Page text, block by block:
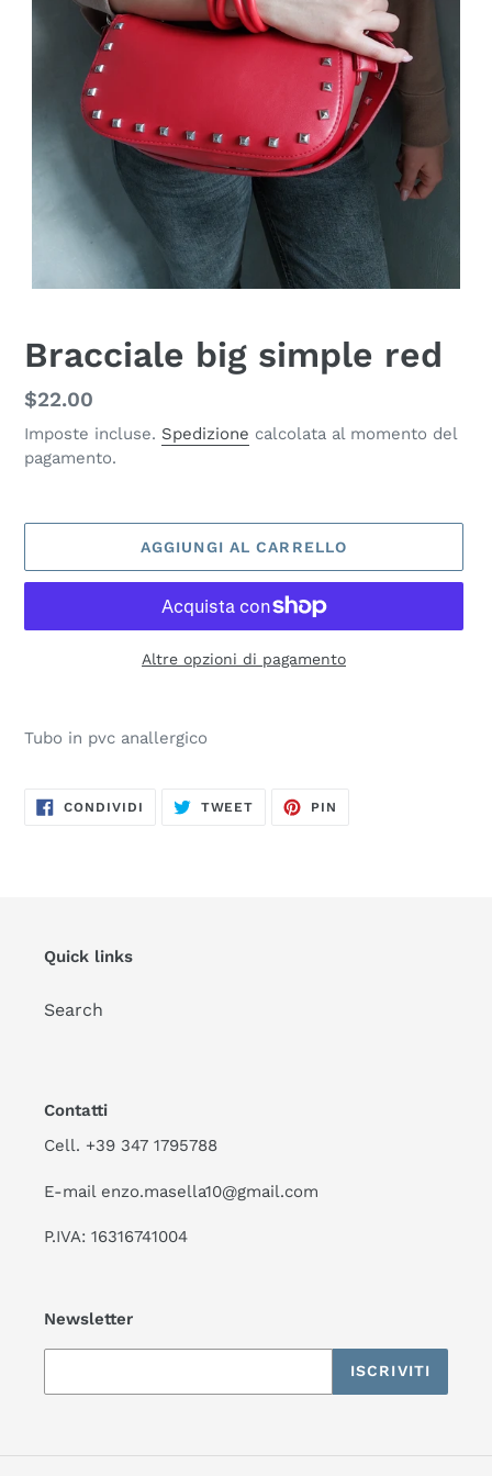
Bracciale big simple red
Prezzo
di
listino
$22.00
Imposte incluse. Spedizione calcolata al momento del
pagamento.
AGGIUNGI AL CARRELLO
Altre opzioni di pagamento
del
prodotto
carrello
Tubo in pvc anallergico
CONDIVIDI CONDIVIDITWEET TWITTA PIN
Quick links
Search
Contatti
Cell. +39 347 1795788
E-mail enzo.masella10@gmail.com
P.IVA: 16316741004
Newsletter
ISCRIVITI